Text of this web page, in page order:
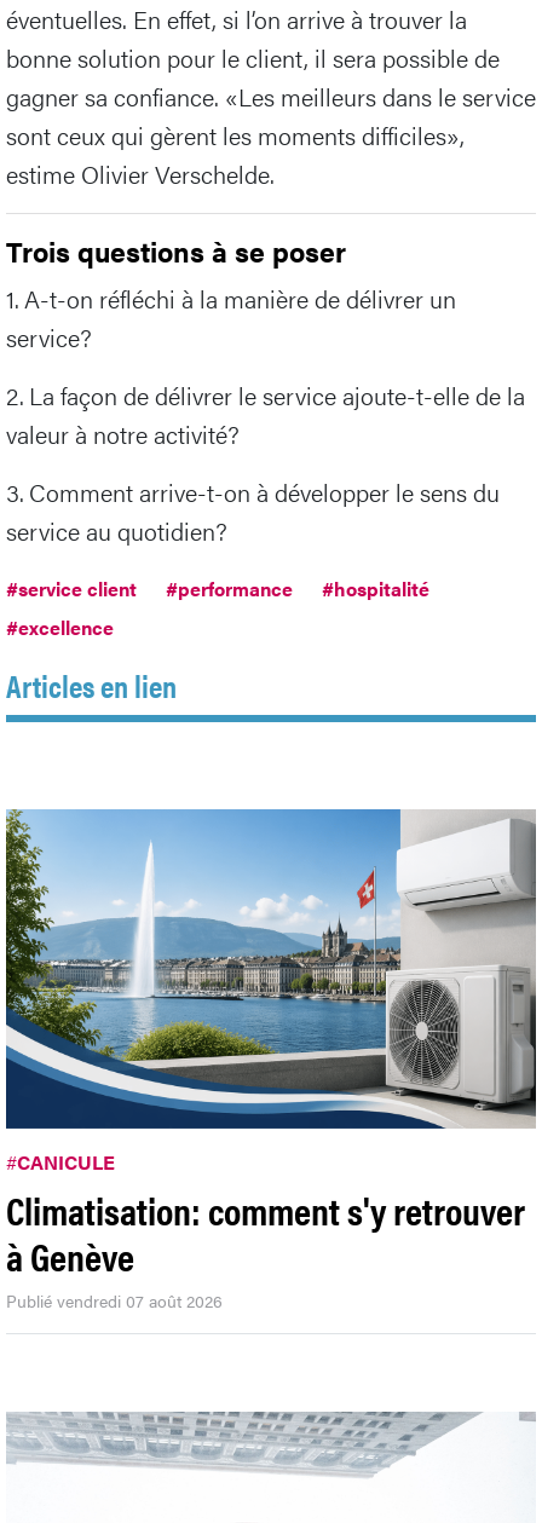
éventuelles. En effet, si l’on arrive à trouver la
bonne solution pour le client, il sera possible de
gagner sa confiance. «Les meilleurs dans le service
sont ceux qui gèrent les moments difficiles»,
estime Olivier Verschelde.
Trois questions à se poser
1. A-t-on réfléchi à la manière de délivrer un
service?
2. La façon de délivrer le service ajoute-t-elle de la
valeur à notre activité?
3. Comment arrive-t-on à développer le sens du
service au quotidien?
#service client #performance
#hospitalité
#excellence
Articles en lien
#CANICULE
Climatisation: comment s'y retrouver
à Genève
Publié vendredi 07 août 2026